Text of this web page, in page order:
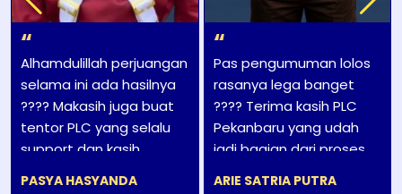
“
Alhamdulillah perjuangan
selama ini ada hasilnya
???? Makasih juga buat
tentor PLC yang selalu
support dan kasih
PASYA HASYANDA
“
Pas pengumuman lolos
rasanya lega banget
???? Terima kasih PLC
Pekanbaru yang udah
jadi bagian dari proses
ARIE SATRIA PUTRA